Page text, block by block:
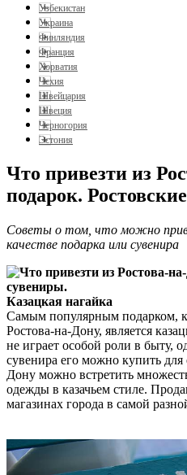
Узбекистан
Украина
Финляндия
Франция
Хорватия
Чехия
Швейцария
Швеция
Черногория
Эстония
Что привезти из
подарок.
Советы о том, что можно
качестве подарка или сувенира
Казацкая нагайка
Самым популярным подарком,
Ростова-на-Дону, является
не играет особой роли в быту,
сувенира его можно купить
Дону можно встретить
одежды в казачьем стиле.
магазинах города в самой